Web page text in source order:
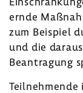
ernde
zum Beispiel
und die
Bean­tra­gung